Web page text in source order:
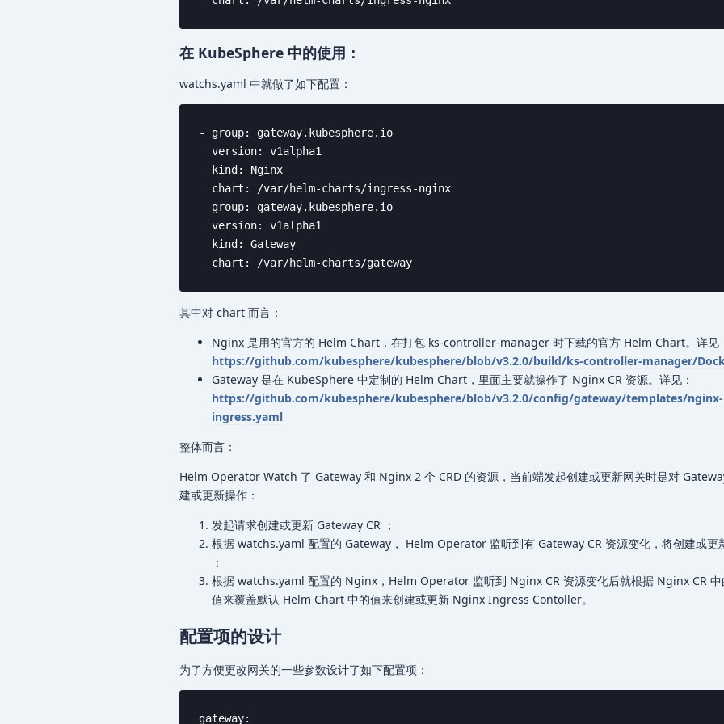
在 KubeSphere 中的使用：
watchs.yaml 中就做了如下配置：
- group: gateway.kubesphere.io
  version: v1alpha1
  kind: Nginx
  chart: /var/helm-charts/ingress-nginx
- group: gateway.kubesphere.io
  version: v1alpha1
  kind: Gateway
  chart: /var/helm-charts/gateway
其中对 chart 而言：
Nginx 是用的官方的 Helm Chart，在打包 ks-controller-manager 时下载的官方 Helm Chart。详见
https://github.com/kubesphere/kubesphere/blob/v3.2.0/build/ks-controller-manager/
Gateway 是在 KubeSphere 中定制的 Helm Chart，里面主要就操作了 Nginx CR 资源。详见：
https://github.com/kubesphere/kubesphere/blob/v3.2.0/config/gateway/templates/nginx-
ingress.yaml
整体而言：
Helm Operator Watch 了 Gateway 和 Nginx 2 个 CRD 的资源，当前端发起创建或更新网关时是对
建或更新操作：
发起请求创建或更新 Gateway CR ；
根据 watchs.yaml 配置的 Gateway， Helm Operator 监听到有 Gateway CR 资源变化，将创建或更
；
根据 watchs.yaml 配置的 Nginx，Helm Operator 监听到 Nginx CR 资源变化后就根据 Nginx CR 中
值来覆盖默认 Helm Chart 中的值来创建或更新 Nginx Ingress Contoller。
配置项的设计
为了方便更改网关的一些参数设计了如下配置项：
gateway: